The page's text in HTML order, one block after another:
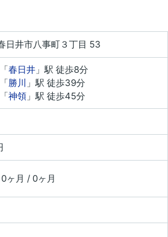
日井市八事町３丁目 53
春日井 」駅 徒歩8分
勝川 」駅 徒歩39分
神領 」駅 徒歩45分
ヶ月 / 0ヶ月